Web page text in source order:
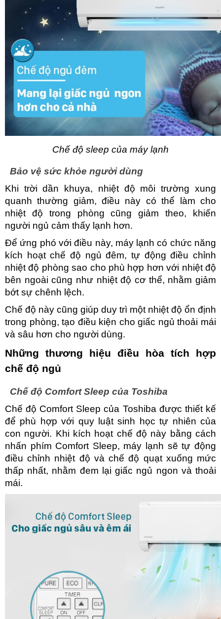
Chế độ sleep của máy lạnh
Bảo vệ sức khỏe người dùng
Khi trời dần khuya, nhiệt độ môi trường xung
quanh thường giảm, điều này có thể làm cho
nhiệt độ trong phòng cũng giảm theo, khiến
người ngủ cảm thấy lạnh hơn.
Để ứng phó với điều này, máy lạnh có chức năng
kích hoạt chế độ ngủ đêm, tự động điều chỉnh
nhiệt độ phòng sao cho phù hợp hơn với nhiệt độ
bên ngoài cũng như nhiệt độ cơ thể, nhằm giảm
bớt sự chênh lệch.
Chế độ này cũng giúp duy trì một nhiệt độ ổn định
trong phòng, tạo điều kiện cho giấc ngủ thoải mái
và sâu hơn cho người dùng.
Những thương hiệu điều hòa tích hợp
chế độ ngủ
Chế độ Comfort Sleep của Toshiba
Chế độ Comfort Sleep của Toshiba được thiết kế
để phù hợp với quy luật sinh học tự nhiên của
con người. Khi kích hoạt chế độ này bằng cách
nhấn phím Comfort Sleep, máy lạnh sẽ tự động
điều chỉnh nhiệt độ và chế độ quạt xuống mức
thấp nhất, nhằm đem lại giấc ngủ ngon và thoải
mái.